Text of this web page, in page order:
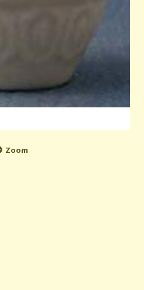
Zoom